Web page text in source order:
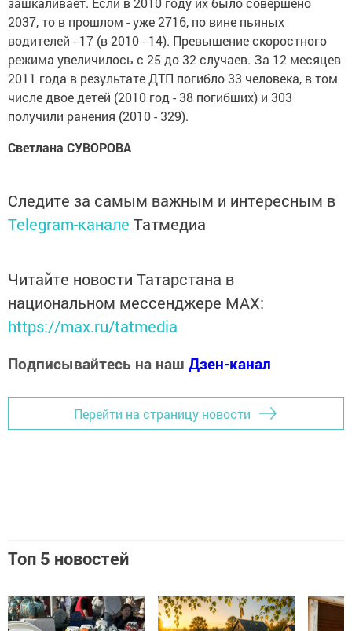
2037, то в прошлом - уже 2716, по вине пьяных
водителей - 17 (в 2010 - 14). Превышение скоростного
режима увеличилось с 25 до 32 случаев. За 12 месяцев
2011 года в результате ДТП погибло 33 человека, в том
числе двое детей (2010 год - 38 погибших) и 303
получили ранения (2010 - 329).
Светлана СУВОРОВА
Следите за самым важным и интересным в
Telegram-канале Татмедиа
Читайте новости Татарстана в
национальном мессенджере MАХ:
https://max.ru/tatmedia
Подписывайтесь на наш Дзен-канал
Перейти на страницу новости
Топ 5 новостей